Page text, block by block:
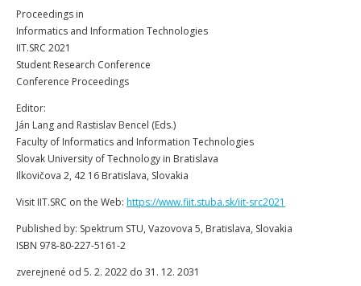
Proceedings in
Informatics and Information Technologies
IIT.SRC 2021
Student Research Conference
Conference Proceedings
Editor:
Ján Lang and Rastislav Bencel (Eds.)
Faculty of Informatics and Information Technologies
Slovak University of Technology in Bratislava
Ilkovičova 2, 42 16 Bratislava, Slovakia
Visit IIT.SRC on the Web: https://www.fiit.stuba.sk/iit-src2021
Published by: Spektrum STU, Vazovova 5, Bratislava, Slovakia
ISBN 978-80-227-5161-2
zverejnené od 5. 2. 2022 do 31. 12. 2031